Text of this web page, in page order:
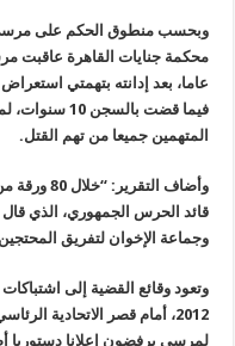
عاما، بعد إدانته بتهمتي
فيما قضت
المتهمين جميعا من تهم القتل.
وأضاف
قائد الحرس الجمهوري، الذي
وجماعة الإخوان لتفريق
وتعود وقائع القضية إلى اشتباكات دامية وقعت
2012، أمام قصر الاتحادية
لمرسي يرفضون إعلانا دستوريا